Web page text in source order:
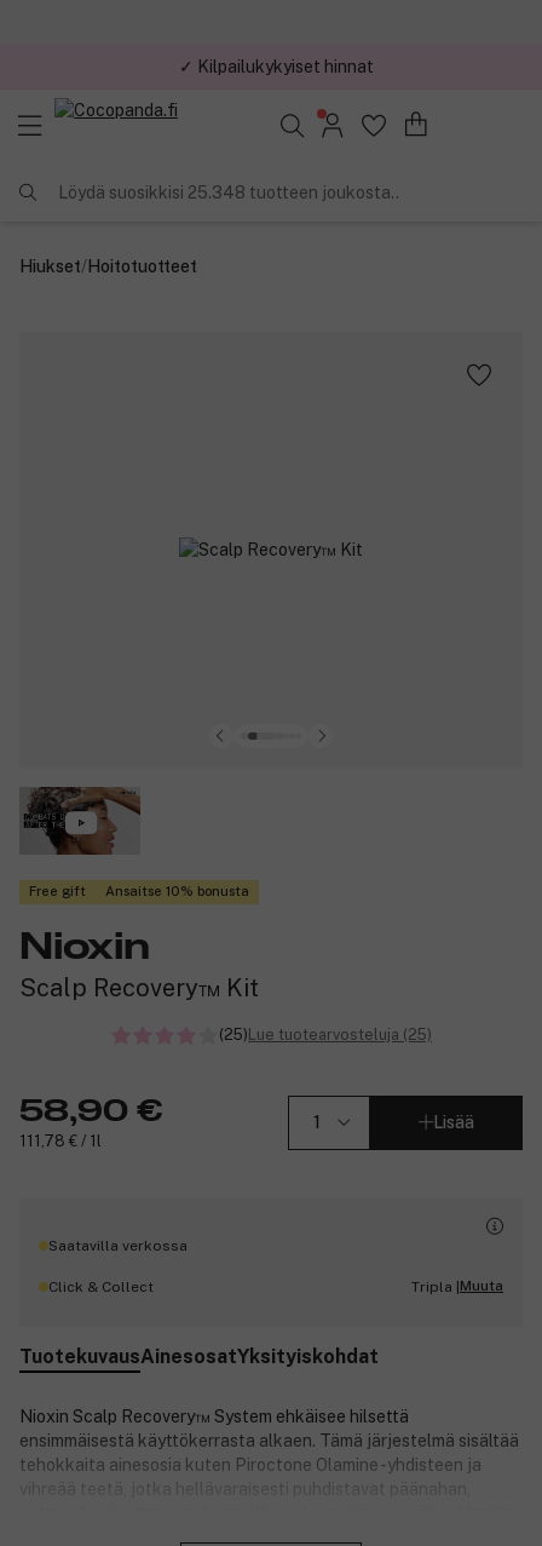
✓ Kilpailukykyiset hinnat
Löydä suosikkisi 25.348 tuotteen joukosta..
Hiukset/Hoitotuotteet
Free gift Ansaitse 10% bonusta
Nioxin
Scalp Recovery™ Kit
(25)Lue tuotearvosteluja (25)
58,90 €
111,78 € / 1l
Lisää
Saatavilla verkossa
Click & Collect Tripla |Muuta
TuotekuvausAinesosatYksityiskohdat
Nioxin Scalp Recovery™ System ehkäisee hilsettä
ensimmäisestä käyttökerrasta alkaen. Tämä järjestelmä sisältää
tehokkaita ainesosia kuten Piroctone Olamine -yhdisteen ja
vihreää teetä, jotka hellävaraisesti puhdistavat päänahan,